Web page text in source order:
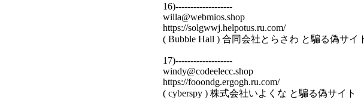
16)-------------------
willa@webmios.shop
https://solgwwj.helpotus.ru.com/
( Bubble Hall ) 合同会社とらさわ と騙る偽サイ
17)-------------------
windy@codeelecc.shop
https://fooondg.ergogh.ru.com/
( cyberspy ) 株式会社いよくな と騙る偽サイト